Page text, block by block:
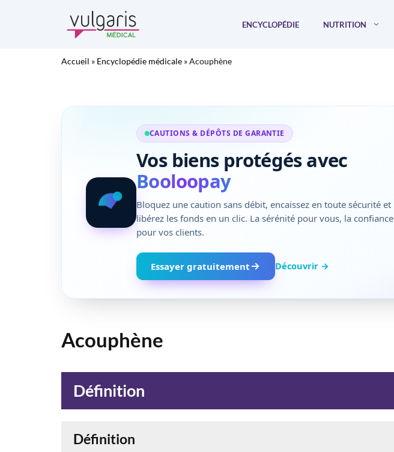
ENCYCLOPÉDIE NUTRITION
Accueil » Encyclopédie médicale »Acouphène
CAUTIONS & DÉPÔTS DE GARANTIE
Vos biens protégés avec
Booloopay
Bloquez une caution sans débit, encaissez en toute sécurité et
libérez les fonds en un clic. La sérénité pour vous, la confiance
pour vos clients.
Essayer gratuitement Découvrir →
Acouphène
Définition
Définition